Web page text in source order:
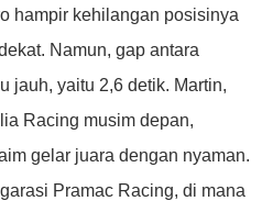
hampir kehilangan posisinya
Namun, gap antara
jauh, yaitu 2,6 detik. Martin,
Racing musim depan,
gelar juara dengan nyaman.
Pramac Racing, di mana